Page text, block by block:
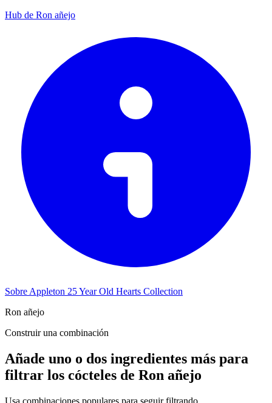
Hub de Ron añejo
Sobre Appleton 25 Year Old Hearts Collection
Ron añejo
Construir una combinación
Añade uno o dos ingredientes más para
filtrar los cócteles de Ron añejo
Usa combinaciones populares para seguir filtrando.